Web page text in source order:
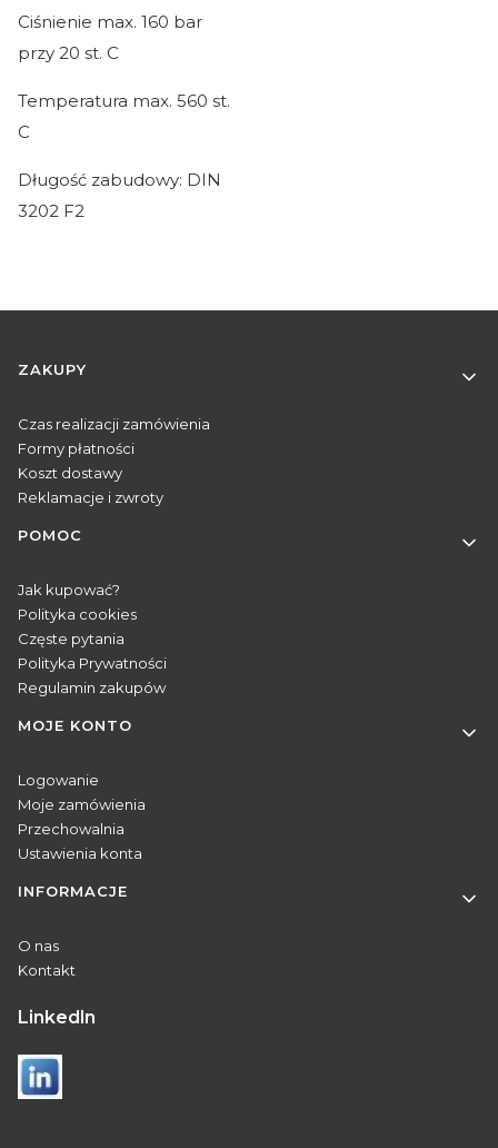
Ciśnienie max. 160 bar
przy 20 st. C
Temperatura max. 560 st.
C
Długość zabudowy: DIN
3202 F2
Linki w stopce
ZAKUPY
Czas realizacji zamówienia
Formy płatności
Koszt dostawy
Reklamacje i zwroty
POMOC
Jak kupować?
Polityka cookies
Częste pytania
Polityka Prywatności
Regulamin zakupów
MOJE KONTO
Logowanie
Moje zamówienia
Przechowalnia
Ustawienia konta
INFORMACJE
O nas
Kontakt
Linkedln